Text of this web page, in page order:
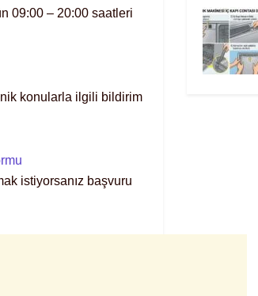
09:00 – 20:00 saatleri
konularla ilgili bildirim
istiyorsanız başvuru